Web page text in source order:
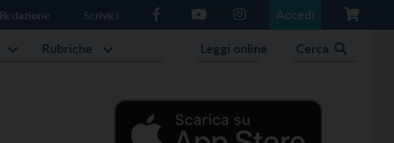
Redazione Scrivici Accedi
Rubriche Leggi online Cerca